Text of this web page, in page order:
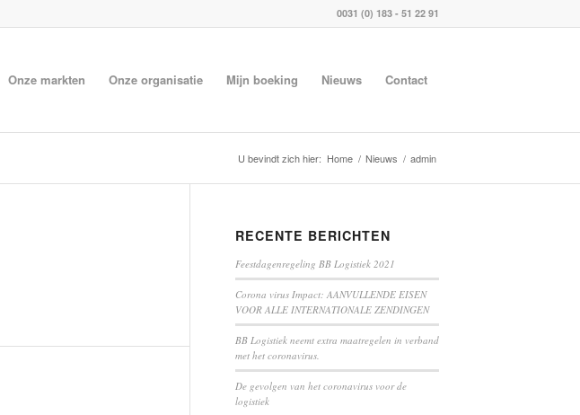
0031 (0) 183 - 51 22 91
Onze markten Onze organisatie Mijn boeking Nieuws Contact
U bevindt zich hier: Home / Nieuws / admin
RECENTE BERICHTEN
Feestdagenregeling BB Logistiek 2021
Corona virus Impact: AANVULLENDE EISEN
VOOR ALLE INTERNATIONALE ZENDINGEN
BB Logistiek neemt extra maatregelen in verband
met het coronavirus.
De gevolgen van het coronavirus voor de
logistiek